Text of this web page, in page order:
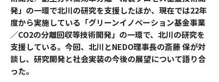
発」の一環で北川の研究を支援したほか、現在では22年
度から実施している「グリーンイノベーション基金事業
／CO2の分離回収等技術開発」の一環で、北川の研究を
支援している。今回、北川とNEDO理事長の斎藤 保が対
談し、研究開発と社会実装の今後の展望について語り合
った。